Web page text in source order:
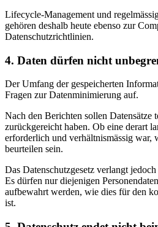
Lifecycle-Management und
gehören deshalb heute ebenso zur
Datenschutzrichtlinien.
4. Daten dürfen nicht
Der Umfang der gespeicherten
Fragen zur Datenminimierung auf.
Nach den Berichten sollen Datensätze
zurückgereicht haben. Ob eine derart
erforderlich und verhältnismässig
beurteilen sein.
Das Datenschutzgesetz verlangt
Es dürfen nur diejenigen
aufbewahrt werden, wie dies für den
ist.